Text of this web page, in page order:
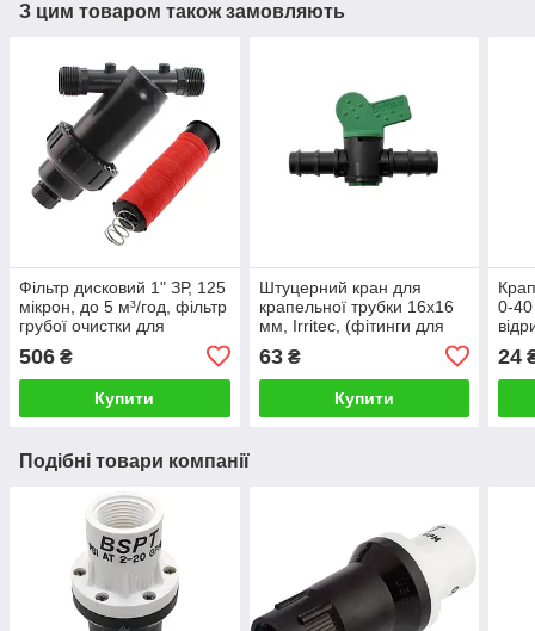
З цим товаром також замовляють
Фільтр дисковий 1" ЗР, 125
мікрон, до 5 м³/год, фільтр
грубої очистки для
IRRITEC
506 ₴
Купити
Штуцерний кран для
крапельної трубки 16х16
мм, Irritec, (фітинги для
63₴
Купити
0-40
24
Подібні товари компанії